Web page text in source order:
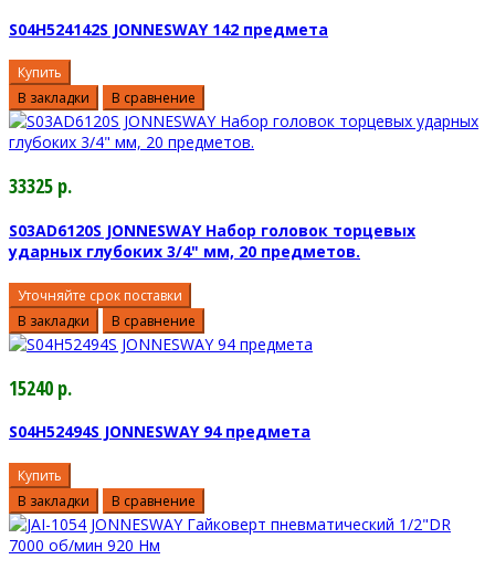
S04H524142S JONNESWAY 142 предмета
Купить
В закладки
В сравнение
33325 р.
S03AD6120S JONNESWAY Набор головок торцевых
ударных глубоких 3/4" мм, 20 предметов.
Уточняйте срок поставки
В закладки
В сравнение
15240 р.
S04H52494S JONNESWAY 94 предмета
Купить
В закладки
В сравнение